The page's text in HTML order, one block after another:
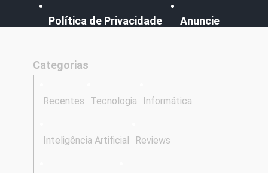
Política de Privacidade Anuncie
Categorias
Recentes Tecnologia Informática
Inteligência Artificial Reviews